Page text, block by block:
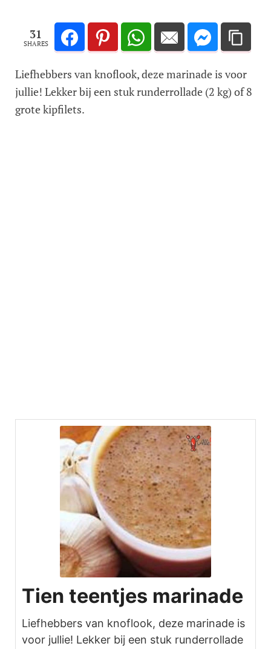
31
SHARES
Liefhebbers van knoflook, deze marinade is voor
jullie! Lekker bij een stuk runderrollade (2 kg) of 8
grote kipfilets.
Tien teentjes marinade
Liefhebbers van knoflook, deze marinade is
voor jullie! Lekker bij een stuk runderrollade